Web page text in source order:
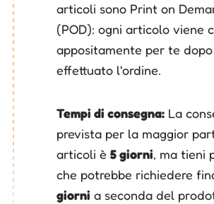
articoli sono Print on
(POD): ogni articolo viene
appositamente per te
effettuato l'ordine.
Tempi di consegna: La
prevista per la maggior
articoli è 5 giorni, ma tieni
che potrebbe richiedere
giorni a seconda del